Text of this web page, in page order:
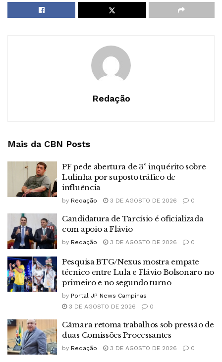
Redação
Mais da CBN Posts
PF pede abertura de 3º inquérito sobre
Lulinha por suposto tráfico de
influência
by Redação 3 DE AGOSTO DE 2026 0
Candidatura de Tarcísio é oficializada
com apoio a Flávio
by Redação 3 DE AGOSTO DE 2026 0
Pesquisa BTG/Nexus mostra empate
técnico entre Lula e Flávio Bolsonaro no
primeiro e no segundo turno
by Portal JP News Campinas
3 DE AGOSTO DE 2026
0
Câmara retoma trabalhos sob pressão de
duas Comissões Processantes
by Redação 3 DE AGOSTO DE 2026 0